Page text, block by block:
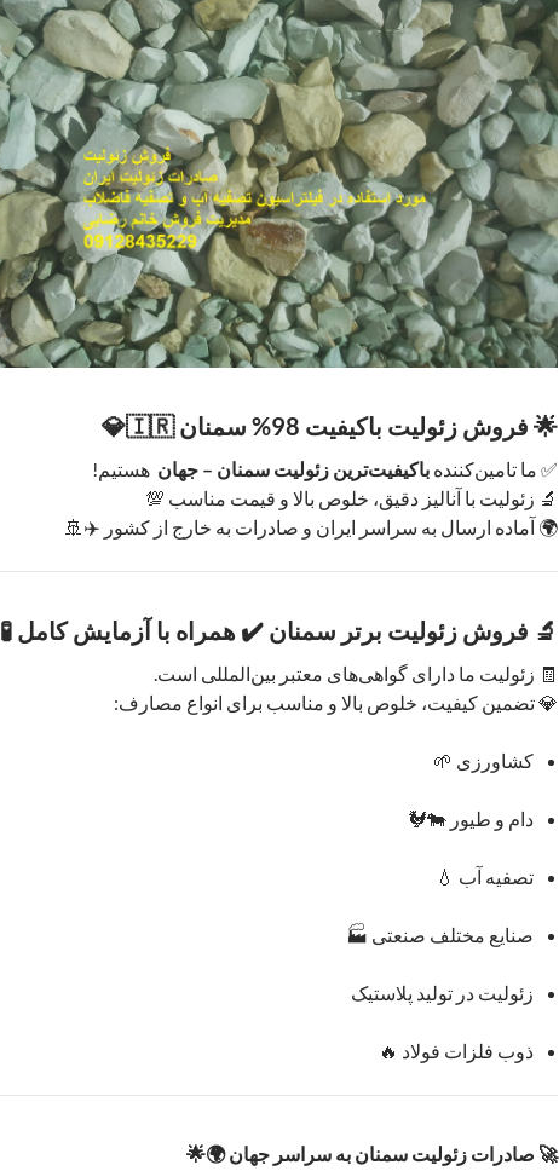
🌟 فروش زئولیت باکیفیت 98% سمنان 🇮🇷💎
✅ ما تامین‌کننده باکیفیت‌ترین زئولیت سمنان – جهان هستیم!
🔬 زئولیت با آنالیز دقیق، خلوص بالا و قیمت مناسب 💯
🌍 آماده ارسال به سراسر ایران و صادرات به خارج از کشور ✈️🚢
🔬 فروش زئولیت برتر سمنان ✔️ همراه با آزمایش کامل 🧪
🧾 زئولیت ما دارای گواهی‌های معتبر بین‌المللی است.
💎 تضمین کیفیت، خلوص بالا و مناسب برای انواع مصارف:
کشاورزی 🌱
دام و طیور 🐄🐓
تصفیه آب 💧
صنایع مختلف صنعتی 🏭
زئولیت در تولید پلاستیک
ذوب فلزات فولاد 🔥
🚀 صادرات زئولیت سمنان به سراسر جهان 🌍🌟